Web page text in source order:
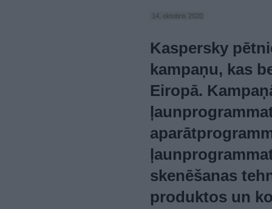
14. oktobris 2020
Kaspersky
kampaņu, kas
Eiropā.
skenēšanas
produktos un